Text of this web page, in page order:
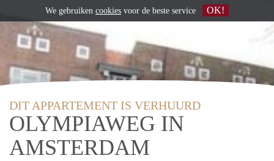
DIT APPARTEMENT IS VERHUURD
OLYMPIAWEG IN
AMSTERDAM
We gebruiken cookies voor de beste service OK!